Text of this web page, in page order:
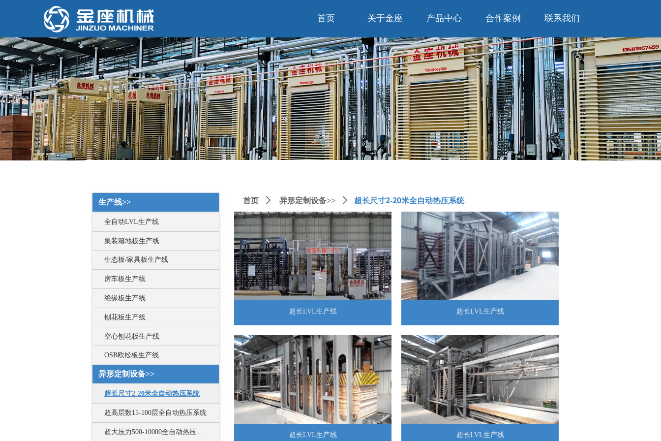
首页 关于金座 产品中心 合作案例 联系我们
超长LVL生产线 超长LVL生产线
超长LVL生产线 超长LVL生产线
生产线>>
全自动LVL生产线
集装箱地板生产线
生态板/家具板生产线
房车板生产线
绝缘板生产线
刨花板生产线
空心刨花板生产线
OSB欧松板生产线
异形定制设备>>
超长尺寸2-20米全自动热压系统
超高层数15-100层全自动热压系统
首页 ꄲ 异形定制设备>> ꄲ 超长尺寸2-20米全自动热压系统